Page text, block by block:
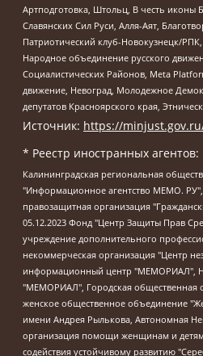
Артподготовка, Штольц, В честь
Славянских Сил Руси, Алля-Аят,
Патриотический клуб-Новокузнецк/
Народное объединение русского
Социалистических Районов, Meta
движение, Невоград, Молодежное
депутатов Красноярского края,
Источник: https://
* Реестр иностранных агентов:
Калининградская региональная общественная организация "Экозащита!-Женсовет", Фонд содействия защите прав и свобод граждан "Общественный вердикт", Фонд "Институт Развития Свободы Информации", Частное учреждение "Информационное агентство МЕМО. РУ", Региональная общественная организация "Общественная комиссия по сохранению наследия академика Сахарова", Фонд поддержки свободы прессы, Санкт-Петербургская общественная правозащитная организация "Гражданский контроль", Межрегиональная общественная организация "Информационно-просветительский центр "Мемориал", Региональный Фонд "Центр Защиты Прав Средств Массовой Информации", с 05.12.2023 Фонд "Центр Защиты Прав Средств массовой информации", Региональная общественная благотворительная организация помощи беженцам и мигрантам "Гражданское содействие", Негосударственное образовательное учреждение дополнительного профессионального образования (повышение квалификации) специалистов "АКАДЕМИЯ ПО ПРАВАМ ЧЕЛОВЕКА", Свердловская региональная общественная организация "Сутяжник", Автономная некоммерческая организация "Центр независимых социологических исследований", Союз общественных объединений "Российский исследовательский центр по правам человека", Региональное общественное учреждение научно-информационный центр "МЕМОРИАЛ", Некоммерческая организация "Фонд защиты гласности", Автономная некоммерческая организация "Институт прав человека", Городская общественная организация "Екатеринбургское общество "МЕМОРИАЛ", Городская общественная организация "Рязанское историко-просветительское и правозащитное общество "Мемориал" (Рязанский Мемориал), Челябинский региональный орган общественной самодеятельности – женское общественное объединение